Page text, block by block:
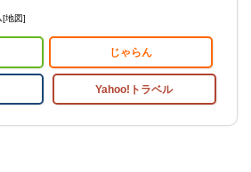
[地図]
じゃらん
Yahoo!トラベル